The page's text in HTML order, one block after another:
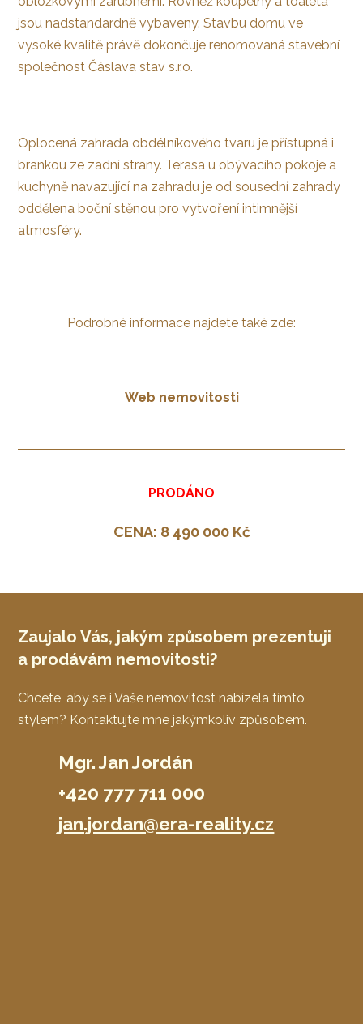
jsou nadstandardně vybaveny. Stavbu domu ve
vysoké kvalitě právě dokončuje renomovaná stavební
společnost Čáslava stav s.r.o.
Oplocená zahrada obdélníkového tvaru je přístupná i
brankou ze zadní strany. Terasa u obývacího pokoje a
kuchyně navazující na zahradu je od sousední zahrady
oddělena boční stěnou pro vytvoření intimnější
atmosféry.
Podrobné informace najdete také zde:
Web nemovitosti
PRODÁNO
CENA: 8 490 000 Kč
Zaujalo Vás, jakým způsobem prezentuji
a prodávám nemovitosti?
Chcete, aby se i Vaše nemovitost nabízela tímto
stylem? Kontaktujte mne jakýmkoliv způsobem.
Mgr. Jan Jordán
+420 777 711 000
jan.jordan@era-reality.cz